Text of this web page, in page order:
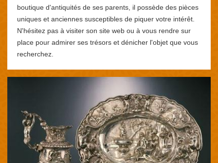
boutique d'antiquités de ses parents, il possède des pièces
uniques et anciennes susceptibles de piquer votre intérêt.
N'hésitez pas à visiter son site web ou à vous rendre sur
place pour admirer ses trésors et dénicher l'objet que vous
recherchez.